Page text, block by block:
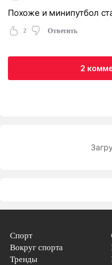
Похоже и минипутбол
2 Ответить
2
Спорт
Вокруг спорта
Тренды